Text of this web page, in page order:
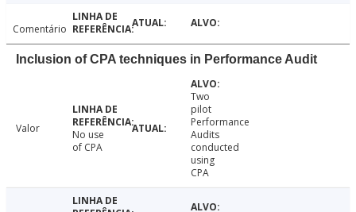
Comentário
Inclusion of CPA techniques in Performance Audit
Valor
No use
of CPA
Two
pilot
Performance
Audits
conducted
using
CPA